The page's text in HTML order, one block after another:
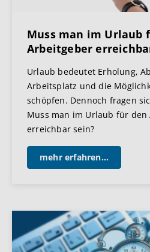
Muss man im Urlaub
Arbeitgeber
Urlaub bedeutet Erholung,
Arbeitsplatz und die
schöpfen. Dennoch fragen
Muss man im Urlaub für den
erreichbar sein?
mehr erfahren...